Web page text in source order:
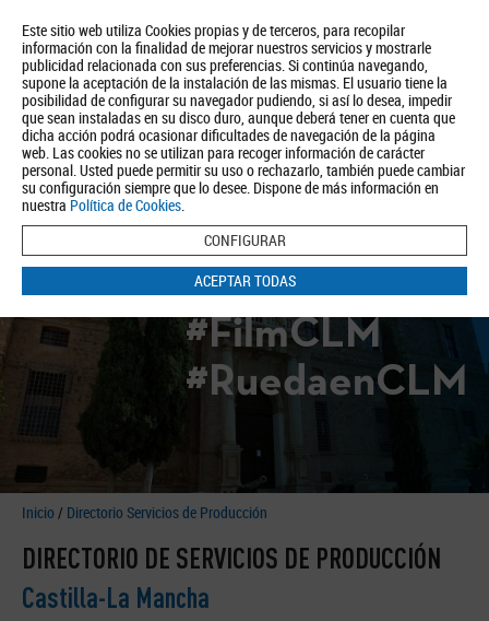
Este sitio web utiliza Cookies propias y de terceros, para recopilar
información con la finalidad de mejorar nuestros servicios y mostrarle
publicidad relacionada con sus preferencias. Si continúa navegando,
supone la aceptación de la instalación de las mismas. El usuario tiene la
posibilidad de configurar su navegador pudiendo, si así lo desea, impedir
que sean instaladas en su disco duro, aunque deberá tener en cuenta que
dicha acción podrá ocasionar dificultades de navegación de la página
web. Las cookies no se utilizan para recoger información de carácter
personal. Usted puede permitir su uso o rechazarlo, también puede cambiar
su configuración siempre que lo desee. Dispone de más información en
nuestra Política de Cookies.
CONFIGURAR
ACEPTAR TODAS
Quiénes somos Turismo Política de Privacidad Aviso Legal
Política de Cookies
BUSCAR
#FilmCLM
#RuedaenCLM
Inicio / Directorio Servicios de Producción
DIRECTORIO DE SERVICIOS DE PRODUCCIÓN
Castilla-La Mancha